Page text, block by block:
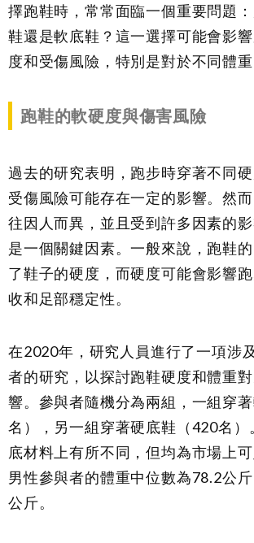
擇跑鞋時，常常面臨一個重要問題
鞋還是軟底鞋？這一選擇可能會影
度和受傷風險，特別是對於不同體重
跑鞋的軟硬度與傷害風險
過去的研究表明，跑步時穿著不同
受傷風險可能存在一定的影響。然
往因人而異，並且受到許多因素的
是一個關鍵因素。一般來說，跑鞋
了鞋子的硬度，而硬度可能會影響
收和足部穩定性。
在2020年，研究人員進行了一項涉
者的研究，以探討跑鞋硬度和體重
響。參與者隨機分為兩組，一組穿
名），另一組穿著硬底鞋（420名）
底材料上有所不同，但均為市場上可
男性參與者的體重中位數為78.2公
公斤。